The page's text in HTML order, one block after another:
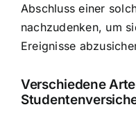
Abschluss einer
nachzudenken, um
Ereignisse
Verschiedene